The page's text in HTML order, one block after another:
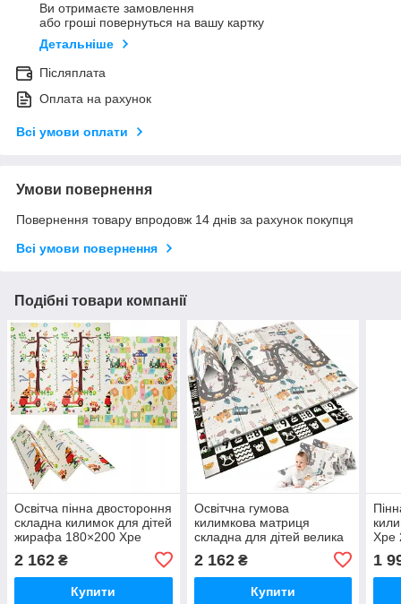
Ви отримаєте замовлення
або гроші повернуться на вашу картку
Детальніше
Післяплата
Оплата на рахунок
Всі умови оплати
Умови повернення
Повернення товару впродовж 14 днів за рахунок покупця
Всі умови повернення
Подібні товари компанії
Освітча пінна двостороння
складна килимок для дітей
жирафа 180×200 Xpe
2 162 ₴
Купити
Освітчна гумова
килимкова матриця
складна для дітей велика
180x200 пінка Xpe Nukido
2 162₴
Купити
Xpe
1